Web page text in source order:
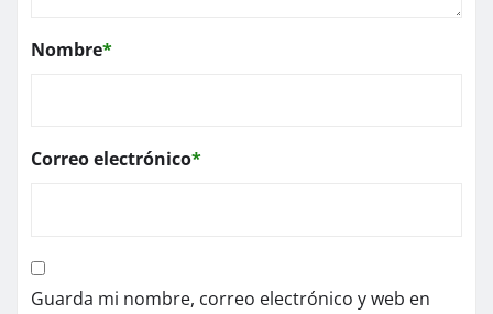
Nombre*
Correo electrónico*
Guarda mi nombre, correo electrónico y web en